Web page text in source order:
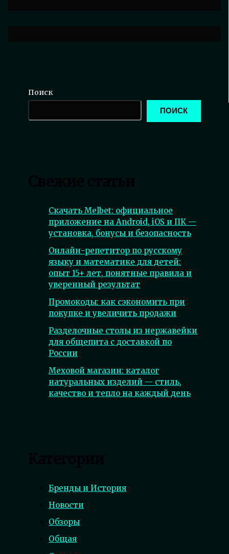
Поиск
ПОИСК
Скачать Melbet: официальное
приложение на Android, iOS и ПК —
установка, бонусы и безопасность
Онлайн-репетитор по русскому
языку и математике для детей:
опыт 15+ лет, понятные правила и
уверенный результат
Промокоды: как сэкономить при
покупке и увеличить продажи
Разделочные столы из нержавейки
для общепита с доставкой по
России
Меховой магазин: каталог
натуральных изделий — стиль,
качество и тепло на каждый день
Бренды и История
Новости
Обзоры
Общая